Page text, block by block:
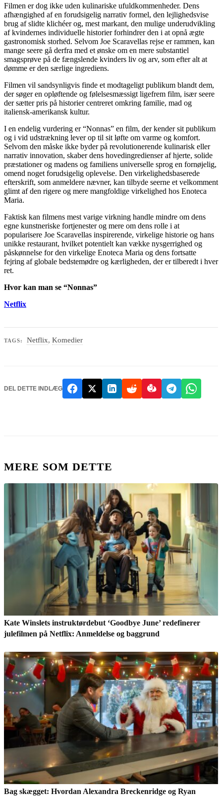
Filmen er dog ikke uden kulinariske ufuldkommenheder. Dens
afhængighed af en forudsigelig narrativ formel, den lejlighedsvise
brug af slidte klichéer og, mest markant, den mulige underudvikling
af kvindernes individuelle historier forhindrer den i at opnå ægte
gastronomisk storhed. Selvom Joe Scaravellas rejse er rammen, kan
mange seere gå derfra med et ønske om en mere substantiel
smagsprøve på de fængslende kvinders liv og arv, som efter alt at
dømme er den særlige ingrediens.
Filmen vil sandsynligvis finde et modtageligt publikum blandt dem,
der søger en opløftende og følelsesmæssigt ligefrem film, især seere
der sætter pris på historier centreret omkring familie, mad og
italiensk-amerikansk kultur.
I en endelig vurdering er “Nonnas” en film, der kender sit publikum
og i vid udstrækning lever op til sit løfte om varme og komfort.
Selvom den måske ikke byder på revolutionerende kulinarisk eller
narrativ innovation, skaber dens hovedingredienser af hjerte, solide
præstationer og madens og familiens universelle sprog en fornøjelig,
omend noget forudsigelig oplevelse. Den virkelighedsbaserede
efterskrift, som anmeldere nævner, kan tilbyde seerne et velkomment
glimt af den rigere og mere mangfoldige virkelighed hos Enoteca
Maria.
Faktisk kan filmens mest varige virkning handle mindre om dens
egne kunstneriske fortjenester og mere om dens rolle i at
popularisere Joe Scaravellas inspirerende, virkelige historie og hans
unikke restaurant, hvilket potentielt kan vække nysgerrighed og
påskønnelse for den virkelige Enoteca Maria og dens fortsatte
fejring af globale bedstemødre og kærligheden, der er tilberedt i hver
ret.
Hvor kan man se “Nonnas”
Netflix
TAGS: Netflix,Komedier
DEL DETTE INDLÆG
MERE SOM DETTE
Kate Winslets instruktørdebut ‘Goodbye June’ redefinerer
julefilmen på Netflix: Anmeldelse og baggrund
Bag skægget: Hvordan Alexandra Breckenridge og Ryan